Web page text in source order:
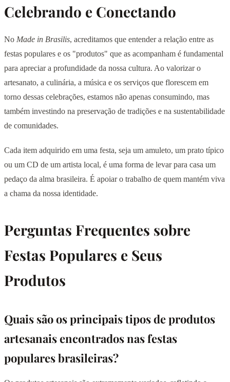
Celebrando e Conectando
No Made in Brasilis, acreditamos que entender a relação entre as
festas populares e os "produtos" que as acompanham é fundamental
para apreciar a profundidade da nossa cultura. Ao valorizar o
artesanato, a culinária, a música e os serviços que florescem em
torno dessas celebrações, estamos não apenas consumindo, mas
também investindo na preservação de tradições e na sustentabilidade
de comunidades.
Cada item adquirido em uma festa, seja um amuleto, um prato típico
ou um CD de um artista local, é uma forma de levar para casa um
pedaço da alma brasileira. É apoiar o trabalho de quem mantém viva
a chama da nossa identidade.
Perguntas Frequentes sobre
Festas Populares e Seus
Produtos
Quais são os principais tipos de produtos
artesanais encontrados nas festas
populares brasileiras?